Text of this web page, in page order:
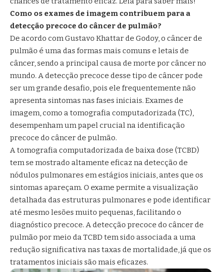
Como os exames de imagem contribuem para a
detecção precoce do câncer de pulmão?
De acordo com Gustavo Khattar de Godoy, o câncer de
pulmão é uma das formas mais comuns e letais de
câncer, sendo a principal causa de morte por câncer no
mundo. A detecção precoce desse tipo de câncer pode
ser um grande desafio, pois ele frequentemente não
apresenta sintomas nas fases iniciais. Exames de
imagem, como a tomografia computadorizada (TC),
desempenham um papel crucial na identificação
precoce do câncer de pulmão.
A tomografia computadorizada de baixa dose (TCBD)
tem se mostrado altamente eficaz na detecção de
nódulos pulmonares em estágios iniciais, antes que os
sintomas apareçam. O exame permite a visualização
detalhada das estruturas pulmonares e pode identificar
até mesmo lesões muito pequenas, facilitando o
diagnóstico precoce. A detecção precoce do câncer de
pulmão por meio da TCBD tem sido associada a uma
redução significativa nas taxas de mortalidade, já que os
tratamentos iniciais são mais eficazes.